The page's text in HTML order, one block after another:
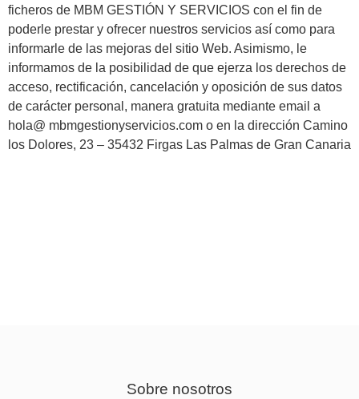
ficheros de MBM GESTIÓN Y SERVICIOS con el fin de
poderle prestar y ofrecer nuestros servicios así como para
informarle de las mejoras del sitio Web. Asimismo, le
informamos de la posibilidad de que ejerza los derechos de
acceso, rectificación, cancelación y oposición de sus datos
de carácter personal, manera gratuita mediante email a
hola@ mbmgestionyservicios.com o en la dirección Camino
los Dolores, 23 – 35432 Firgas Las Palmas de Gran Canaria
Sobre nosotros